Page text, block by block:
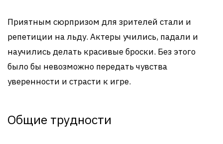
Приятным сюрпризом для зрителей стали и
репетиции на льду. Актеры учились, падали и
научились делать красивые броски. Без этого
было бы невозможно передать чувства
уверенности и страсти к игре.
Общие трудности